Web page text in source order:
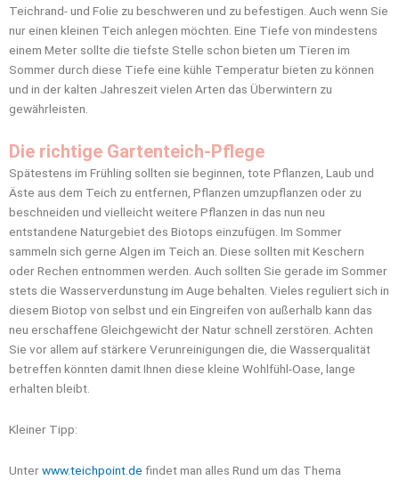
Teichrand- und Folie zu beschweren und zu befestigen. Auch wenn Sie
nur einen kleinen Teich anlegen möchten. Eine Tiefe von mindestens
einem Meter sollte die tiefste Stelle schon bieten um Tieren im
Sommer durch diese Tiefe eine kühle Temperatur bieten zu können
und in der kalten Jahreszeit vielen Arten das Überwintern zu
gewährleisten.
Die richtige Gartenteich-Pflege
Spätestens im Frühling sollten sie beginnen, tote Pflanzen, Laub und
Äste aus dem Teich zu entfernen, Pflanzen umzupflanzen oder zu
beschneiden und vielleicht weitere Pflanzen in das nun neu
entstandene Naturgebiet des Biotops einzufügen. Im Sommer
sammeln sich gerne Algen im Teich an. Diese sollten mit Keschern
oder Rechen entnommen werden. Auch sollten Sie gerade im Sommer
stets die Wasserverdunstung im Auge behalten. Vieles reguliert sich in
diesem Biotop von selbst und ein Eingreifen von außerhalb kann das
neu erschaffene Gleichgewicht der Natur schnell zerstören. Achten
Sie vor allem auf stärkere Verunreinigungen die, die Wasserqualität
betreffen könnten damit Ihnen diese kleine Wohlfühl-Oase, lange
erhalten bleibt.
Kleiner Tipp:
Unterwww.teichpoint.de findet man alles Rund um das Thema